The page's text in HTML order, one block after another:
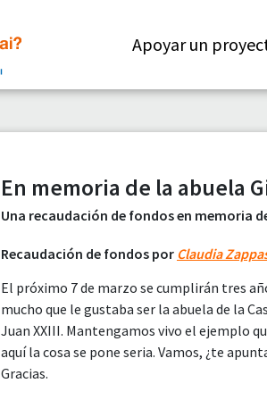
Apoyar un
En memoria de la abuela
Una recaudación de fondos en memoria
Recaudación de fondos por Claudia
El próximo 7 de marzo se cumplirán tres
mucho que le gustaba ser la abuela de la
Juan XXIII. Mantengamos vivo el ejemplo
aquí la cosa se pone seria. Vamos, ¿te
Gracias.